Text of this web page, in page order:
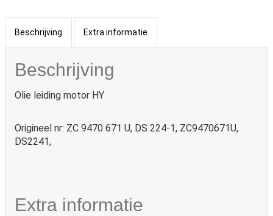
Beschrijving Extra informatie
Beschrijving
Olie leiding motor HY
Origineel nr: ZC 9470 671 U, DS 224-1, ZC9470671U,
DS2241,
Extra informatie